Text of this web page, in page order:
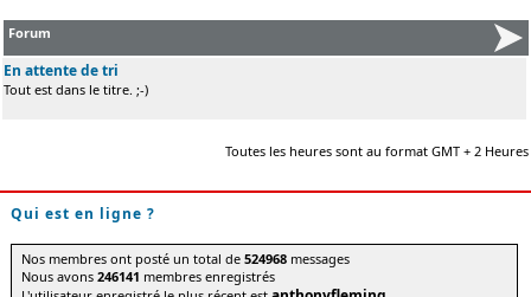
Forum
En attente de tri
Tout est dans le titre. ;-)
Toutes les heures sont au format GMT + 2 Heures
Qui est en ligne ?
Nos membres ont posté un total de524968 messages
Nous avons246141 membres enregistrés